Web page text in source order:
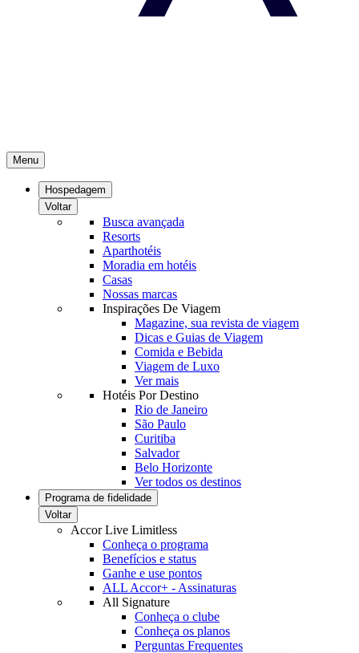
Menu
Hospedagem
Voltar
Busca avançada
Resorts
Aparthotéis
Moradia em hotéis
Casas
Nossas marcas
Inspirações De Viagem
Magazine, sua revista de viagem
Dicas e Guias de Viagem
Comida e Bebida
Viagem de Luxo
Ver mais
Hotéis Por Destino
Rio de Janeiro
São Paulo
Curitiba
Salvador
Belo Horizonte
Ver todos os destinos
Programa de fidelidade
Voltar
Accor Live Limitless
Conheça o programa
Benefícios e status
Ganhe e use pontos
ALL Accor+ - Assinaturas
All Signature
Conheça o clube
Conheça os planos
Perguntas Frequentes